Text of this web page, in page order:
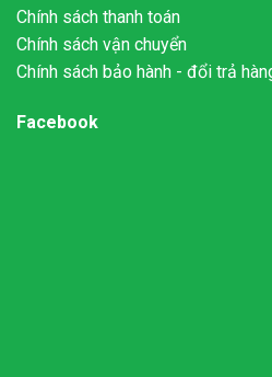
Chính sách thanh toán
Chính sách vận chuyển
Chính sách bảo hành - đổi trả
Facebook